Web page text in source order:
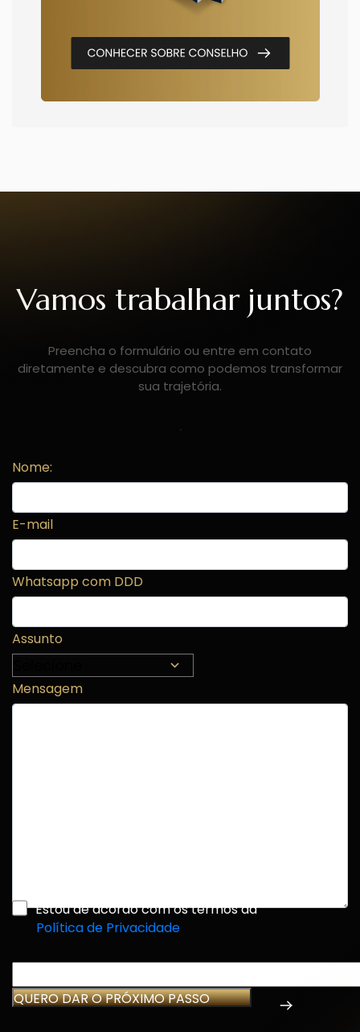
Vamos trabalhar juntos?
Preencha o formulário ou entre em contato
diretamente e descubra como podemos transformar
sua trajetória.
.
Nome:
E-mail
Whatsapp com DDD
Assunto
Mensagem
Estou de acordo com os termos da
Política de Privacidade